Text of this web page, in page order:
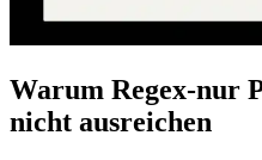
Warum Regex‑nur
nicht ausreichen